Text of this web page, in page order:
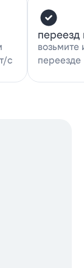
с
переезд
возьмите
переезде